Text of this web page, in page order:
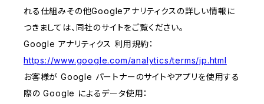
れる仕組みその他Googleアナリティクスの詳しい情報に
つきましては、同社のサイトをご覧ください。
Google アナリティクス 利用規約：
https://www.google.com/analytics/terms/jp.html
お客様が Google パートナーのサイトやアプリを使用する
際の Google によるデータ使用：